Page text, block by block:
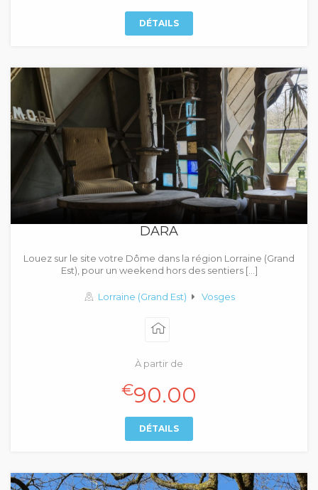
DÉTAILS
DARA
Louez sur le site votre Dôme dans la région Lorraine (Grand
Est), pour un weekend hors des sentiers […]
Lorraine (Grand Est) Vosges
À partir de
€90.00
DÉTAILS